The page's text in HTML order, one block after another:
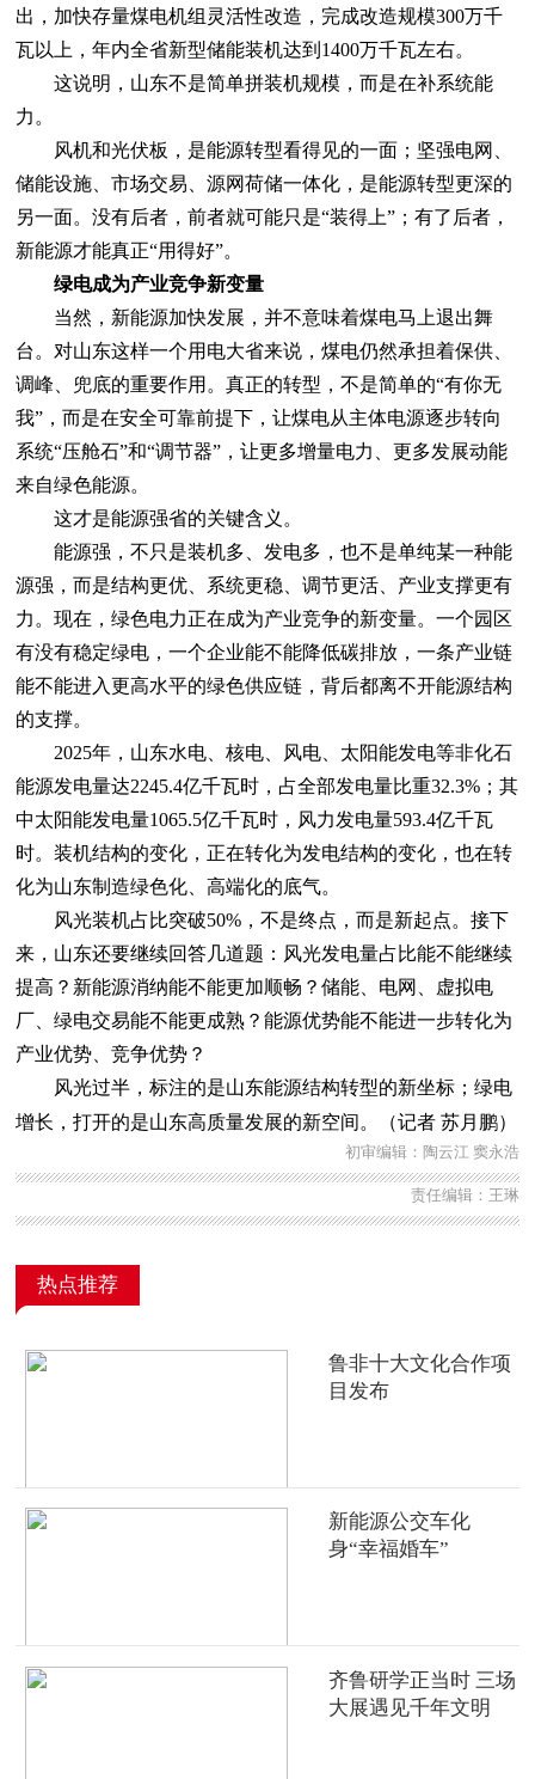
出，加快存量煤电机组灵活性改造，完成改造规模300万千
瓦以上，年内全省新型储能装机达到1400万千瓦左右。
这说明，山东不是简单拼装机规模，而是在补系统能
力。
风机和光伏板，是能源转型看得见的一面；坚强电网、
储能设施、市场交易、源网荷储一体化，是能源转型更深的
另一面。没有后者，前者就可能只是“装得上”；有了后者，
新能源才能真正“用得好”。
绿电成为产业竞争新变量
当然，新能源加快发展，并不意味着煤电马上退出舞
台。对山东这样一个用电大省来说，煤电仍然承担着保供、
调峰、兜底的重要作用。真正的转型，不是简单的“有你无
我”，而是在安全可靠前提下，让煤电从主体电源逐步转向
系统“压舱石”和“调节器”，让更多增量电力、更多发展动能
来自绿色能源。
这才是能源强省的关键含义。
能源强，不只是装机多、发电多，也不是单纯某一种能
源强，而是结构更优、系统更稳、调节更活、产业支撑更有
力。现在，绿色电力正在成为产业竞争的新变量。一个园区
有没有稳定绿电，一个企业能不能降低碳排放，一条产业链
能不能进入更高水平的绿色供应链，背后都离不开能源结构
的支撑。
2025年，山东水电、核电、风电、太阳能发电等非化石
能源发电量达2245.4亿千瓦时，占全部发电量比重32.3%；其
中太阳能发电量1065.5亿千瓦时，风力发电量593.4亿千瓦
时。装机结构的变化，正在转化为发电结构的变化，也在转
化为山东制造绿色化、高端化的底气。
风光装机占比突破50%，不是终点，而是新起点。接下
来，山东还要继续回答几道题：风光发电量占比能不能继续
提高？新能源消纳能不能更加顺畅？储能、电网、虚拟电
厂、绿电交易能不能更成熟？能源优势能不能进一步转化为
产业优势、竞争优势？
风光过半，标注的是山东能源结构转型的新坐标；绿电
增长，打开的是山东高质量发展的新空间。（记者 苏月鹏）
初审编辑：陶云江 窦永浩
责任编辑：王琳
热点推荐
鲁非十大文化合作项
目发布
新能源公交车化
身“幸福婚车”
齐鲁研学正当时 三场
大展遇见千年文明